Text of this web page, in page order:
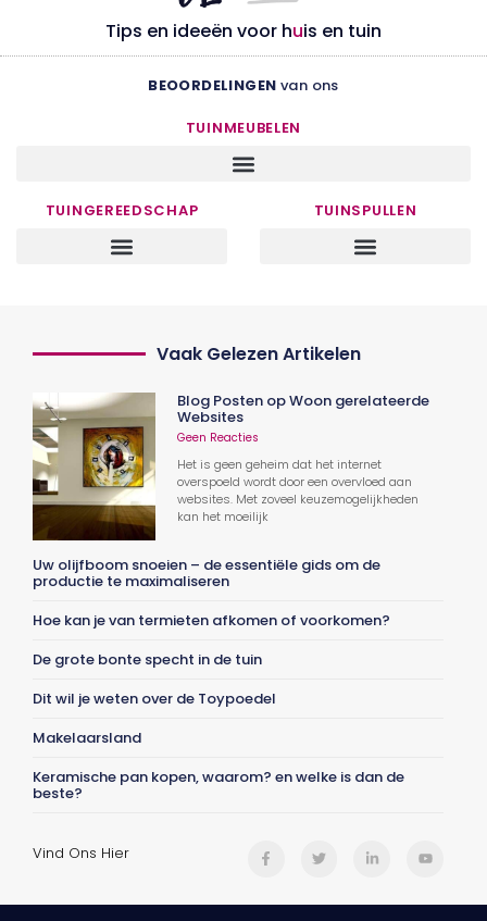
Tips en ideeën voor huis en tuin
BEOORDELINGEN van ons
TUINMEUBELEN
TUINGEREEDSCHAP TUINSPULLEN
Vaak Gelezen Artikelen
Blog Posten op Woon gerelateerde
Websites
Geen Reacties
Het is geen geheim dat het internet
overspoeld wordt door een overvloed aan
websites. Met zoveel keuzemogelijkheden
kan het moeilijk
Uw olijfboom snoeien – de essentiële gids om de
productie te maximaliseren
Hoe kan je van termieten afkomen of voorkomen?
De grote bonte specht in de tuin
Dit wil je weten over de Toypoedel
Makelaarsland
Keramische pan kopen, waarom? en welke is dan de
beste?
Vind Ons Hier